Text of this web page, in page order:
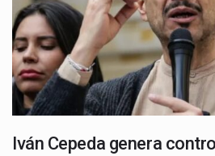
Iván Cepeda genera